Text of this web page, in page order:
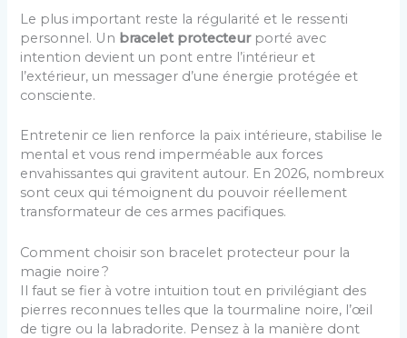
Le plus important reste la régularité et le ressenti
personnel. Un bracelet protecteurporté avec
intention devient un pont entre l’intérieur et
l’extérieur, un messager d’une énergie protégée et
consciente.
Entretenir ce lien renforce la paix intérieure, stabilise le
mental et vous rend imperméable aux forces
envahissantes qui gravitent autour. En 2026, nombreux
sont ceux qui témoignent du pouvoir réellement
transformateur de ces armes pacifiques.
Comment choisir son bracelet protecteur pour la
magie noire ?
Il faut se fier à votre intuition tout en privilégiant des
pierres reconnues telles que la tourmaline noire, l’œil
de tigre ou la labradorite. Pensez à la manière dont